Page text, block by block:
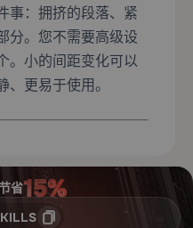
事：拥挤的段落、紧
分。您不需要高级设
。小的间距变化可以
更易于使用。
省